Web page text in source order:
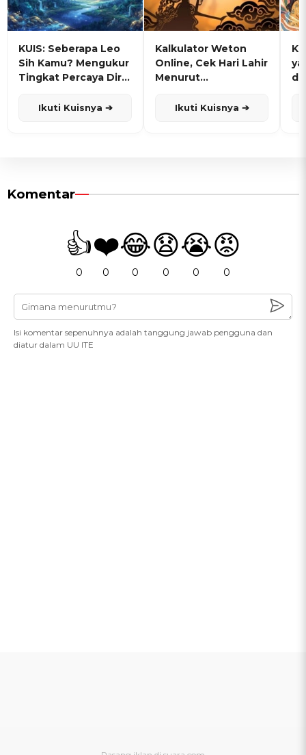
KUIS: Seberapa Leo
Sih Kamu? Mengukur
Tingkat Percaya Diri
Ikuti Kuisnya ➔
Kalkulator Weton
Online, Cek Hari Lahir
Menurut
Ikuti Kuisnya ➔
Komentar
👍
0
❤️
0
😂
0
😧
0
😭
0
😡
0
Isi komentar sepenuhnya adalah tanggung jawab pengguna dan
diatur dalam UU ITE